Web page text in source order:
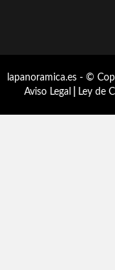
lapanoramica.es - ©
Aviso Legal
Ley de